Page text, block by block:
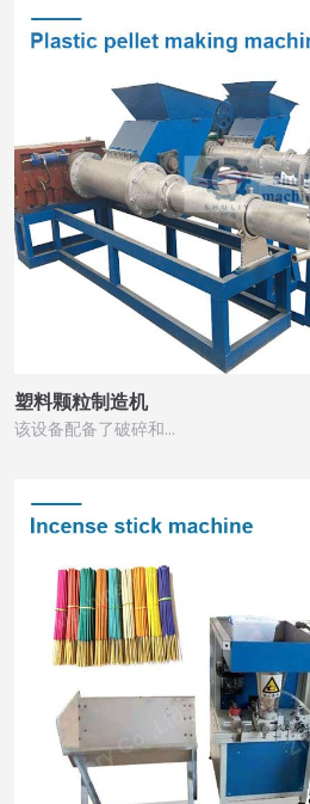
塑料颗粒制造机
该设备配备了破碎和…